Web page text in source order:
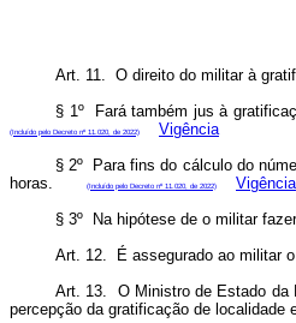
Art. 11. O direito do militar à
§ 1º Fará também jus à
(Incluído pelo Decreto nº 11.020, de 2022)
Vigência
§ 2º Para fins do cálculo do
horas.
(Incluído pelo Decreto nº 11.020, de 2022)
Vigência
§ 3º Na hipótese de o militar
Art. 12. É assegurado ao militar
Art. 13. O Ministro de Estado da
percepção da gratificação de localidade